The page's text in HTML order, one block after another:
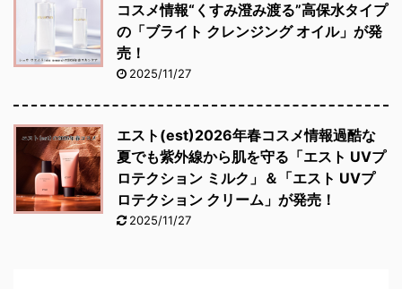
コスメ情報“くすみ澄み渡る”高保水タイプ
の「ブライト クレンジング オイル」が発
売！
2025/11/27
エスト(est)2026年春コスメ情報過酷な
夏でも紫外線から肌を守る「エスト UVプ
ロテクション ミルク」＆「エスト UVプ
ロテクション クリーム」が発売！
2025/11/27